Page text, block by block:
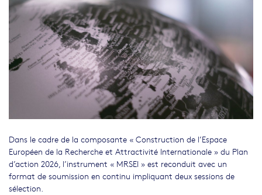
Dans le cadre de la composante « Construction de l’Espace
Européen de la Recherche et Attractivité Internationale » du Plan
d’action 2026, l’instrument « MRSEI » est reconduit avec un
format de soumission en continu impliquant deux sessions de
sélection.